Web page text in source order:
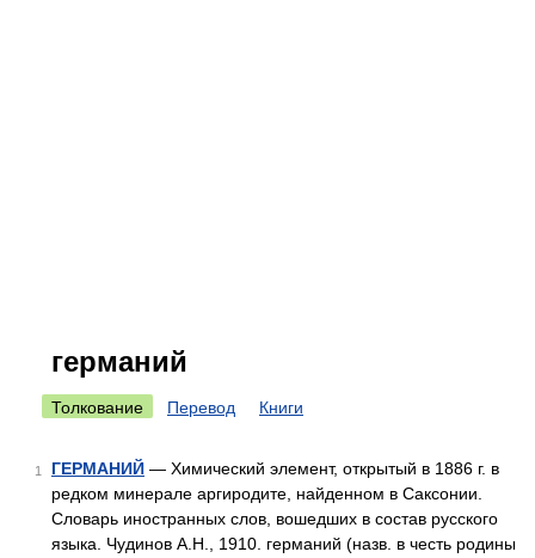
германий
Толкование Перевод Книги
1 ГЕРМАНИЙ — Химический элемент, открытый в 1886 г. в
редком минерале аргиродите, найденном в Саксонии.
Словарь иностранных слов, вошедших в состав русского
языка. Чудинов А.Н., 1910. германий (назв. в честь родины